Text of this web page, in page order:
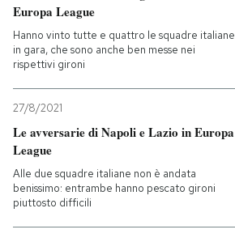
Europa League
Hanno vinto tutte e quattro le squadre italiane
in gara, che sono anche ben messe nei
rispettivi gironi
27/8/2021
Le avversarie di Napoli e Lazio in Europa
League
Alle due squadre italiane non è andata
benissimo: entrambe hanno pescato gironi
piuttosto difficili